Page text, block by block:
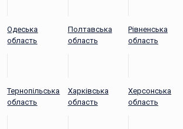
Одеська
область
Полтавська
область
Рівненська
область
Тернопільська
область
Харківська
область
Херсонська
область